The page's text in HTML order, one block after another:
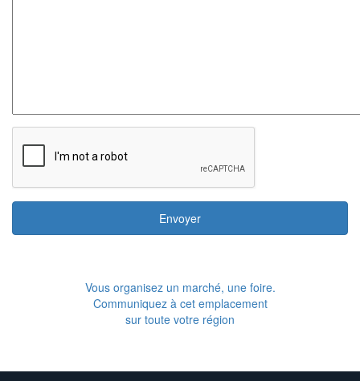
Envoyer
Vous organisez un marché, une foire.
Communiquez à cet emplacement
sur toute votre région